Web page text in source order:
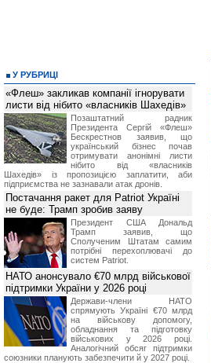
У РУБРИЦІ
«Флеш» закликав компанії ігнорувати
листи від нібито «власників Шахедів»
Позаштатний радник
Президента Сергій «Флеш»
Бескрестнов заявив, що
український бізнес почав
отримувати анонімні листи
нібито від «власників
Шахедів» із пропозицією заплатити, аби
підприємства не зазнавали атак дронів.
Постачання ракет для Patriot Україні
не буде: Трамп зробив заяву
Президент США Дональд
Трамп заявив, що
Сполученим Штатам самим
потрібні перехоплювачі до
систем Patriot.
НАТО анонсувало €70 млрд військової
підтримки України у 2026 році
Держави-члени НАТО
спрямують Україні €70 млрд
на військову допомогу,
обладнання та підготовку
військових у 2026 році.
Аналогічний обсяг підтримки
союзники планують забезпечити й у 2027 році.